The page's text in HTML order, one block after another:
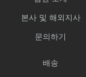
본사 및 해외지사
문의하기
배송